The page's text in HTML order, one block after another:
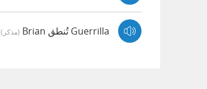
Guerrilla تُنطق Brian (مذكر)